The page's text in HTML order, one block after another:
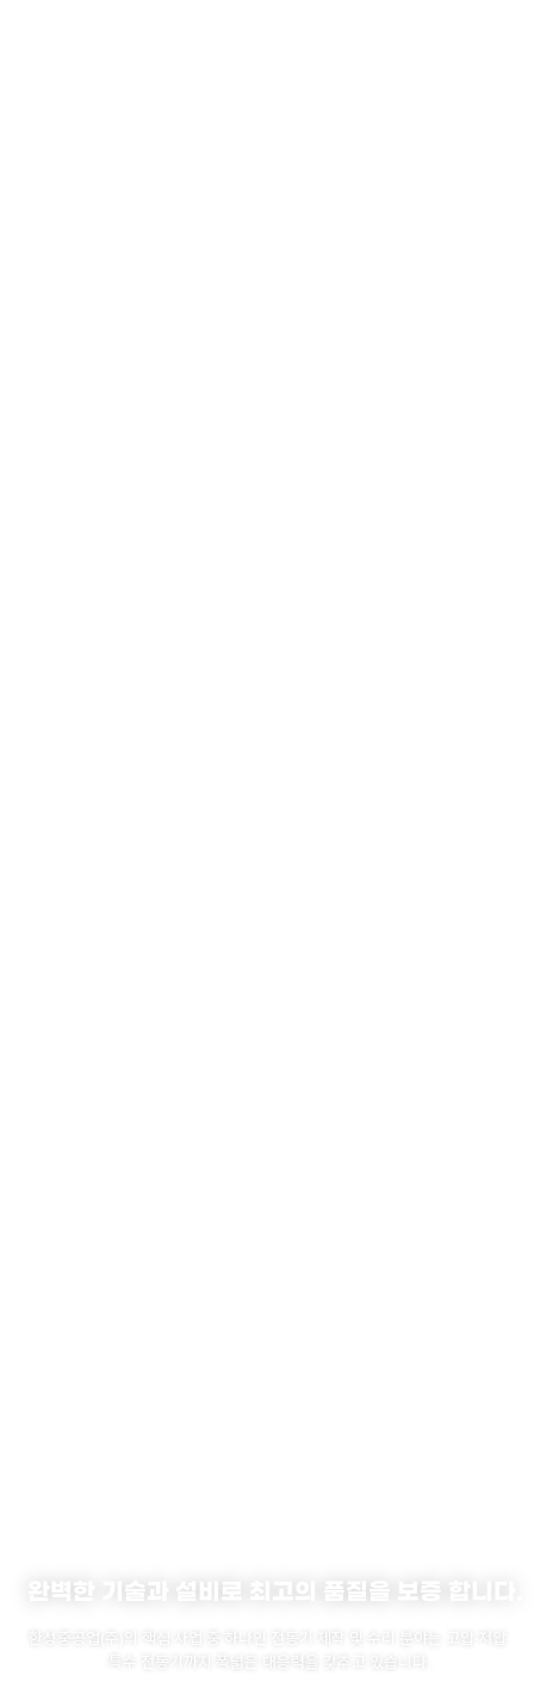
완벽한 기술과 설비로 최고의 품질을 보증 합니다.
한성중공업(주)의 핵심 사업 중 하나인 전동기 제작 및 수리 분야는 고압·저압
·특수 전동기까지 폭넓은 대응력을 갖추고 있습니다.